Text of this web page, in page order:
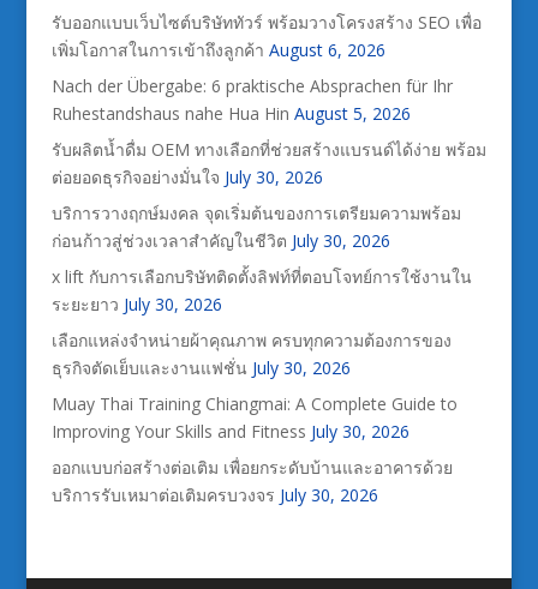
รับออกแบบเว็บไซต์บริษัททัวร์ พร้อมวางโครงสร้าง SEO เพื่อ
เพิ่มโอกาสในการเข้าถึงลูกค้า August 6, 2026
Nach der Übergabe: 6 praktische Absprachen für Ihr
Ruhestandshaus nahe Hua Hin August 5, 2026
รับผลิตน้ำดื่ม OEM ทางเลือกที่ช่วยสร้างแบรนด์ได้ง่าย พร้อม
ต่อยอดธุรกิจอย่างมั่นใจ July 30, 2026
บริการวางฤกษ์มงคล จุดเริ่มต้นของการเตรียมความพร้อม
ก่อนก้าวสู่ช่วงเวลาสำคัญในชีวิต July 30, 2026
x lift กับการเลือกบริษัทติดตั้งลิฟท์ที่ตอบโจทย์การใช้งานใน
ระยะยาว July 30, 2026
เลือกแหล่งจำหน่ายผ้าคุณภาพ ครบทุกความต้องการของ
ธุรกิจตัดเย็บและงานแฟชั่น July 30, 2026
Muay Thai Training Chiangmai: A Complete Guide to
Improving Your Skills and Fitness July 30, 2026
ออกแบบก่อสร้างต่อเติม เพื่อยกระดับบ้านและอาคารด้วย
บริการรับเหมาต่อเติมครบวงจร July 30, 2026